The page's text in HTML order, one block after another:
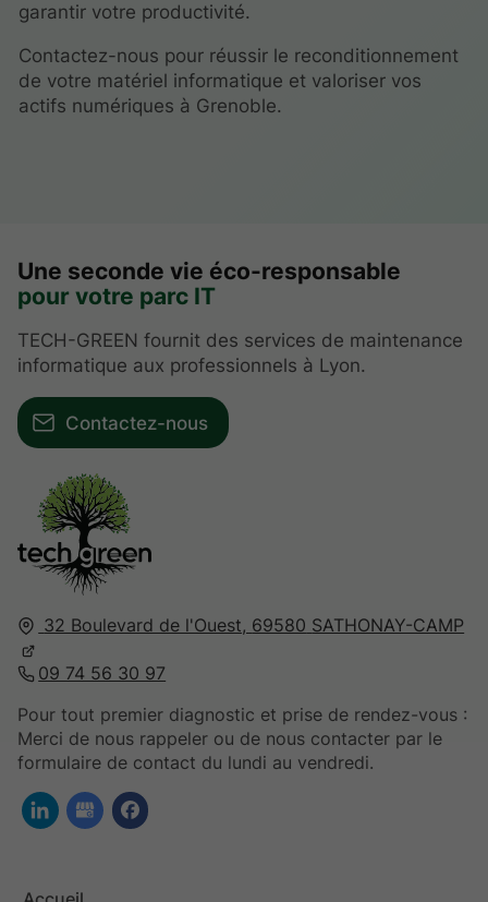
garantir votre productivité.
Contactez-nous pour réussir le reconditionnement
de votre matériel informatique et valoriser vos
actifs numériques à Grenoble.
32 Boulevard de l'Ouest, 69580 SATHONAY-CAMP
09 74 56 30 97
Pour tout premier diagnostic et prise de rendez-vous :
Merci de nous rappeler ou de nous contacter par le
formulaire de contact du lundi au vendredi.
Une seconde vie éco-responsable
pour votre parc IT
TECH-GREEN fournit des services de maintenance
informatique aux professionnels à Lyon.
Contactez-nous